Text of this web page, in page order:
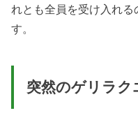
れとも全員を受け入れる
す。
突然のゲリラク